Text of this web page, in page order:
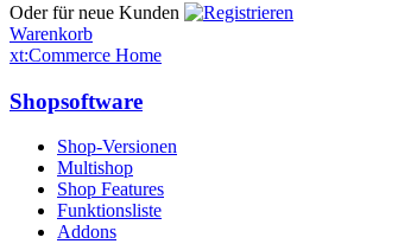
Oder für neue Kunden
Warenkorb
xt:Commerce Home
Shopsoftware
Shop-Versionen
Multishop
Shop Features
Funktionsliste
Addons